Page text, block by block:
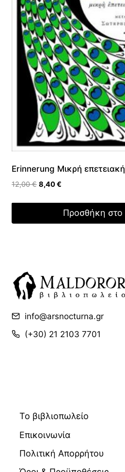
Erinnerung Μικρή
12,00€ Original
12,00 €.
8,40€
είναι:
Προσθήκη στο
info@arsnocturna.gr
(+30) 21 2103 7701
Το βιβλιοπωλείο
Επικοινωνία
Πολιτική Απορρήτου